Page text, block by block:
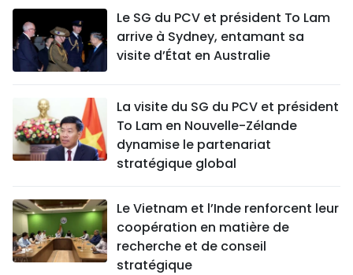
Le SG du PCV et président To Lam
arrive à Sydney, entamant sa
visite d’État en Australie
La visite du SG du PCV et président
To Lam en Nouvelle-Zélande
dynamise le partenariat
stratégique global
Le Vietnam et l’Inde renforcent leur
coopération en matière de
recherche et de conseil
stratégique